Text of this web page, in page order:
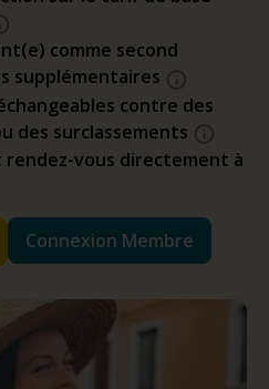
comme second
supplémentaires
contre des
des surclassements
vous directement à
Connexion Membre